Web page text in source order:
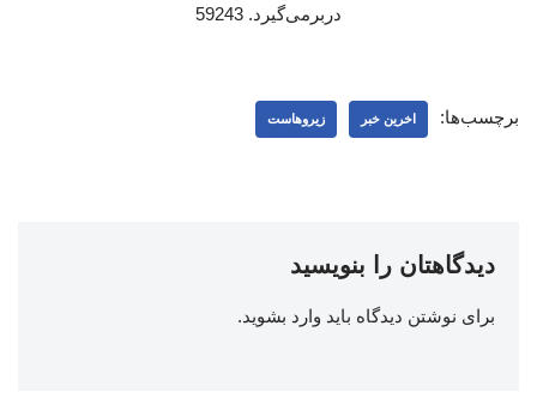
دربرمی‌گیرد. 59243
برچسب‌ها: اخرین خبر زیروهاست
دیدگاهتان را بنویسید
برای نوشتن دیدگاه باید وارد بشوید.